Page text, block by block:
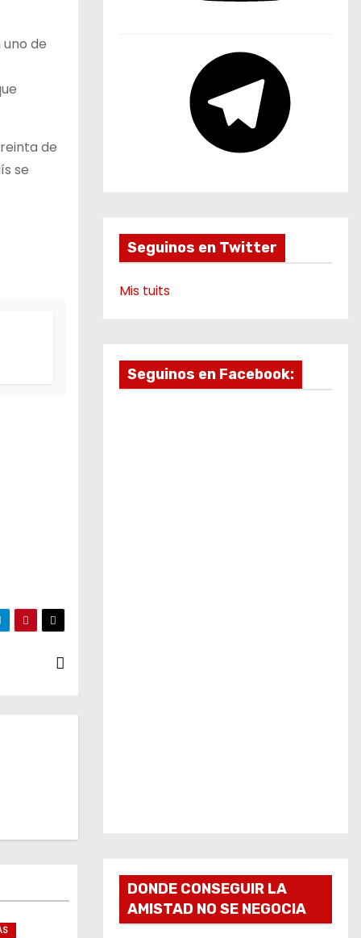
de
de
se
Seguinos en Twitter
Mis tuits
Seguinos en Facebook:
DONDE CONSEGUIR LA
AMISTAD NO SE NEGOCIA